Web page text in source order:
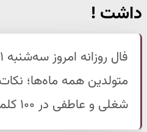
داشت !
متولدین همه ماه‌ها؛
شغلی و عاطفی در ۱۰۰ کلمه. گزارش رستانیوز.